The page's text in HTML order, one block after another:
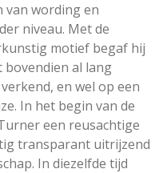
van wording en
niveau. Met de
motief begaf hij
bovendien al lang
en wel op een
In het begin van de
een reusachtige
transparant uitrijzend
In diezelfde tijd